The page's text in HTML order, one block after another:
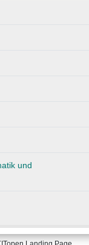
und